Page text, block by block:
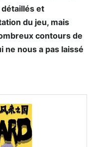
détaillés et
du jeu, mais
contours de
nous a pas laissé